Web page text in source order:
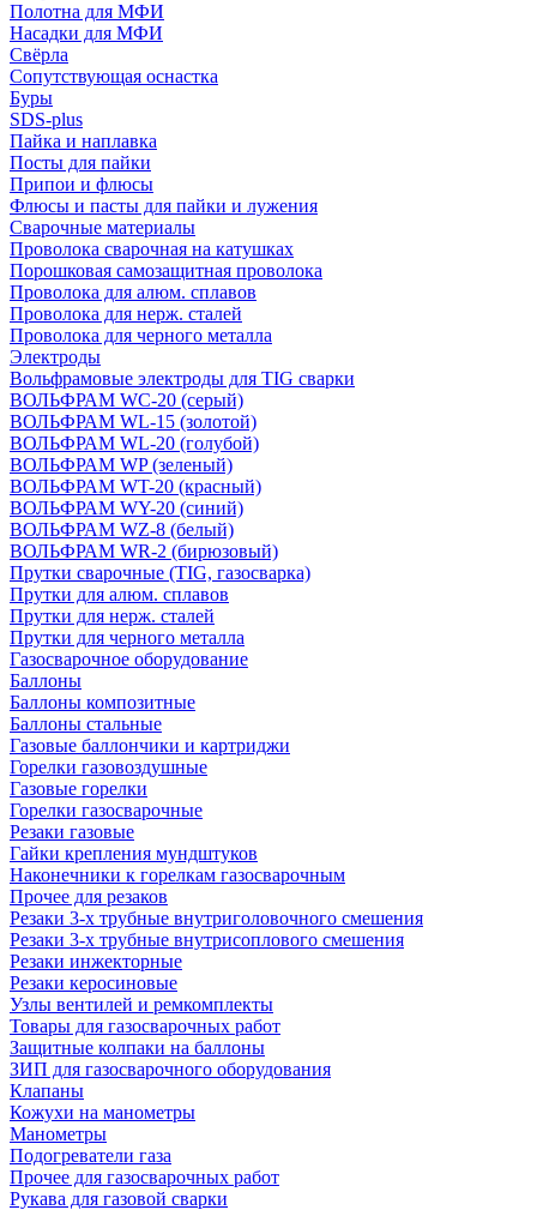
Полотна для МФИ
Насадки для МФИ
Свёрла
Сопутствующая оснастка
Буры
SDS-plus
Пайка и наплавка
Посты для пайки
Припои и флюсы
Флюсы и пасты для пайки и лужения
Сварочные материалы
Проволока сварочная на катушках
Порошковая самозащитная проволока
Проволока для алюм. сплавов
Проволока для нерж. сталей
Проволока для черного металла
Электроды
Вольфрамовые электроды для TIG сварки
ВОЛЬФРАМ WC-20 (серый)
ВОЛЬФРАМ WL-15 (золотой)
ВОЛЬФРАМ WL-20 (голубой)
ВОЛЬФРАМ WP (зеленый)
ВОЛЬФРАМ WT-20 (красный)
ВОЛЬФРАМ WY-20 (синий)
ВОЛЬФРАМ WZ-8 (белый)
ВОЛЬФРАМ WR-2 (бирюзовый)
Прутки сварочные (TIG, газосварка)
Прутки для алюм. сплавов
Прутки для нерж. сталей
Прутки для черного металла
Газосварочное оборудование
Баллоны
Баллоны композитные
Баллоны стальные
Газовые баллончики и картриджи
Горелки газовоздушные
Газовые горелки
Горелки газосварочные
Резаки газовые
Гайки крепления мундштуков
Наконечники к горелкам газосварочным
Прочее для резаков
Резаки 3-х трубные внутриголовочного смешения
Резаки 3-х трубные внутрисоплового смешения
Резаки инжекторные
Резаки керосиновые
Узлы вентилей и ремкомплекты
Товары для газосварочных работ
Защитные колпаки на баллоны
ЗИП для газосварочного оборудования
Клапаны
Кожухи на манометры
Манометры
Подогреватели газа
Прочее для газосварочных работ
Рукава для газовой сварки